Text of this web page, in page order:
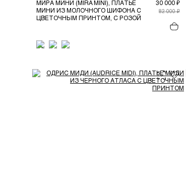
МИРА МИНИ (MIRA MINI), ПЛАТЬЕ
МИНИ ИЗ МОЛОЧНОГО ШИФОНА С
ЦВЕТОЧНЫМ ПРИНТОМ, С РОЗОЙ
30 000 ₽
82 000 ₽